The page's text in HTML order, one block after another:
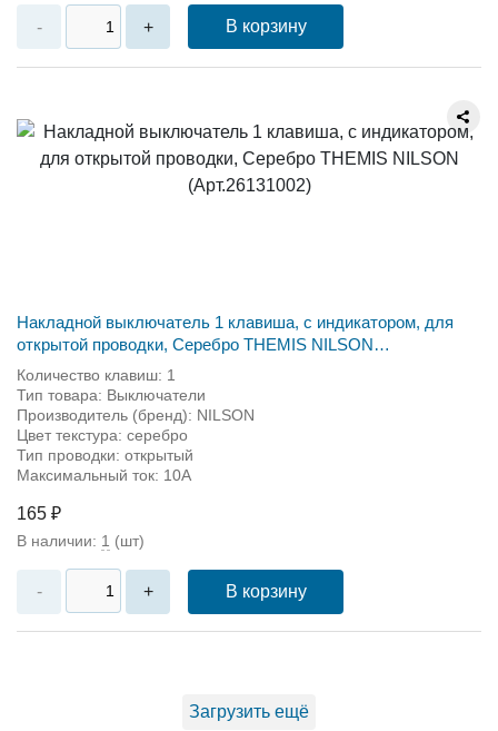
- + В корзину
Накладной выключатель 1 клавиша, с индикатором, для
открытой проводки, Серебро THEMIS NILSON
(Арт.26131002)
Количество клавиш: 1
Тип товара: Выключатели
Производитель (бренд): NILSON
Цвет текстура: серебро
Тип проводки: открытый
Максимальный ток: 10А
165 ₽
В наличии: 1 (шт)
- + В корзину
Загрузить ещё